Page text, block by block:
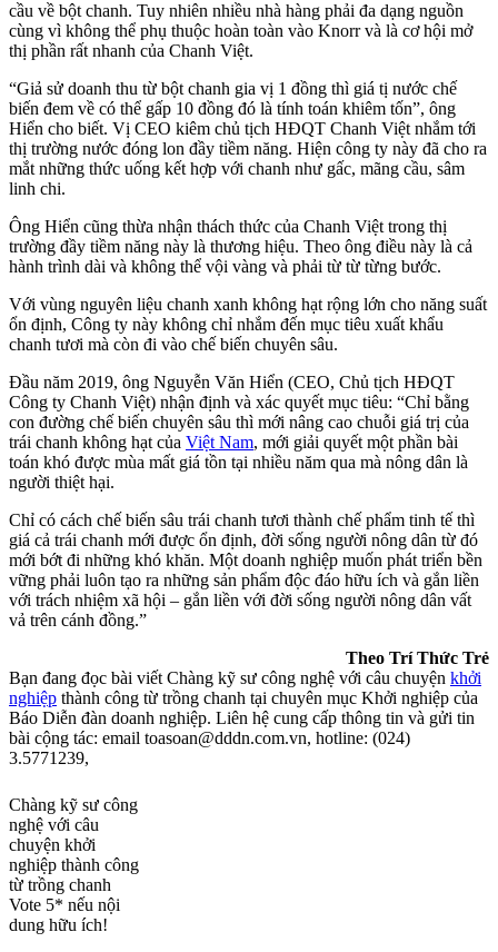
cầu về bột chanh. Tuy nhiên nhiều nhà hàng phải đa dạng nguồn
cùng vì không thể phụ thuộc hoàn toàn vào Knorr và là cơ hội mở
thị phần rất nhanh của Chanh Việt.
“Giả sử doanh thu từ bột chanh gia vị 1 đồng thì giá tị nước chế
biến đem về có thể gấp 10 đồng đó là tính toán khiêm tốn”, ông
Hiển cho biết. Vị CEO kiêm chủ tịch HĐQT Chanh Việt nhắm tới
thị trường nước đóng lon đầy tiềm năng. Hiện công ty này đã cho ra
mắt những thức uống kết hợp với chanh như gấc, mãng cầu, sâm
linh chi.
Ông Hiển cũng thừa nhận thách thức của Chanh Việt trong thị
trường đầy tiềm năng này là thương hiệu. Theo ông điều này là cả
hành trình dài và không thể vội vàng và phải từ từ từng bước.
Với vùng nguyên liệu chanh xanh không hạt rộng lớn cho năng suất
ổn định, Công ty này không chỉ nhắm đến mục tiêu xuất khẩu
chanh tươi mà còn đi vào chế biến chuyên sâu.
Đầu năm 2019, ông Nguyễn Văn Hiển (CEO, Chủ tịch HĐQT
Công ty Chanh Việt) nhận định và xác quyết mục tiêu: “Chỉ bằng
con đường chế biến chuyên sâu thì mới nâng cao chuỗi giá trị của
trái chanh không hạt của Việt Nam, mới giải quyết một phần bài
toán khó được mùa mất giá tồn tại nhiều năm qua mà nông dân là
người thiệt hại.
Chỉ có cách chế biến sâu trái chanh tươi thành chế phẩm tinh tế thì
giá cả trái chanh mới được ổn định, đời sống người nông dân từ đó
mới bớt đi những khó khăn. Một doanh nghiệp muốn phát triển bền
vững phải luôn tạo ra những sản phẩm độc đáo hữu ích và gắn liền
với trách nhiệm xã hội – gắn liền với đời sống người nông dân vất
vả trên cánh đồng.”
Theo Trí Thức Trẻ
Bạn đang đọc bài viết Chàng kỹ sư công nghệ với câu chuyện khởi
nghiệp thành công từ trồng chanh tại chuyên mục Khởi nghiệp của
Báo Diễn đàn doanh nghiệp. Liên hệ cung cấp thông tin và gửi tin
bài cộng tác: email toasoan@dddn.com.vn, hotline: (024)
3.5771239,
Chàng kỹ sư công
nghệ với câu
chuyện khởi
nghiệp thành công
từ trồng chanh
Vote 5* nếu nội
dung hữu ích!